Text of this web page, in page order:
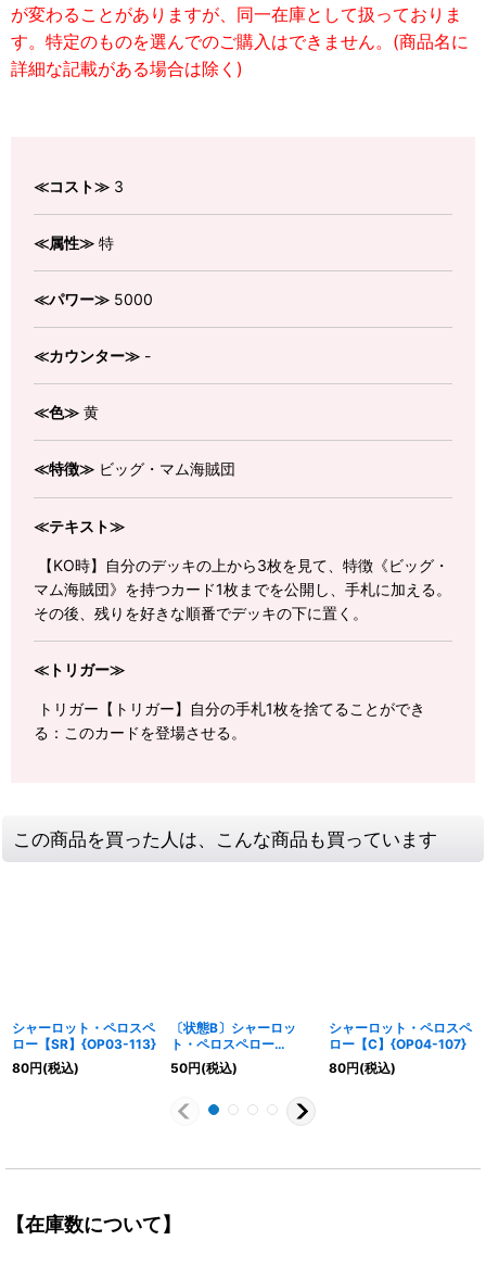
が変わることがありますが、同一在庫として扱っておりま
す。特定のものを選んでのご購入はできません。(商品名に
詳細な記載がある場合は除く)
≪コスト≫ 3
≪属性≫ 特
≪パワー≫ 5000
≪カウンター≫ -
≪色≫ 黄
≪特徴≫ ビッグ・マム海賊団
≪テキスト≫
【KO時】自分のデッキの上から3枚を見て、特徴《ビッグ・
マム海賊団》を持つカード1枚までを公開し、手札に加える。
その後、残りを好きな順番でデッキの下に置く。
≪トリガー≫
トリガー【トリガー】自分の手札1枚を捨てることができ
る：このカードを登場させる。
この商品を買った人は、こんな商品も買っています
シャーロット・ペロスペ
ロー【SR】{OP03-113}
80円(税込)
〔状態B〕シャーロッ
ト・ペロスペロー
【SR】{OP03-113}
50円(税込)
シャーロット・ペロスペ
ロー【C】{OP04-107}
80円(税込)
【在庫数について】